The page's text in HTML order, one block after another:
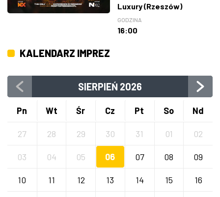
Luxury (Rzeszów)
GODZINA
16:00
KALENDARZ IMPREZ
SIERPIEŃ 2026
Pn Wt Śr Cz Pt So Nd
27 28 29 30 31 01 02
03 04 05 06 07 08 09
10 11 12 13 14 15 16